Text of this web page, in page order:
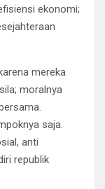
ekonomi;
mereka
moralnya
saja.
anti
republik